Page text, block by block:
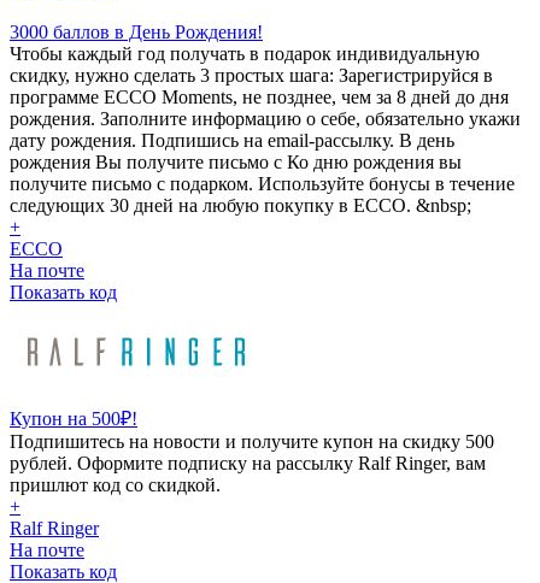
3000 баллов в День Рождения!
Чтобы каждый год получать в подарок индивидуальную
скидку, нужно сделать 3 простых шага: Зарегистрируйся в
программе ECCO Moments, не позднее, чем за 8 дней до дня
рождения. Заполните информацию о себе, обязательно укажи
дату рождения. Подпишись на email-рассылку. В день
рождения Вы получите письмо с Ко дню рождения вы
получите письмо с подарком. Используйте бонусы в течение
следующих 30 дней на любую покупку в ECCO. &nbsp;
+
ECCO
На почте
Показать код
Купон на 500₽!
Подпишитесь на новости и получите купон на скидку 500
рублей. Оформите подписку на рассылку Ralf Ringer, вам
пришлют код со скидкой.
+
Ralf Ringer
На почте
Показать код